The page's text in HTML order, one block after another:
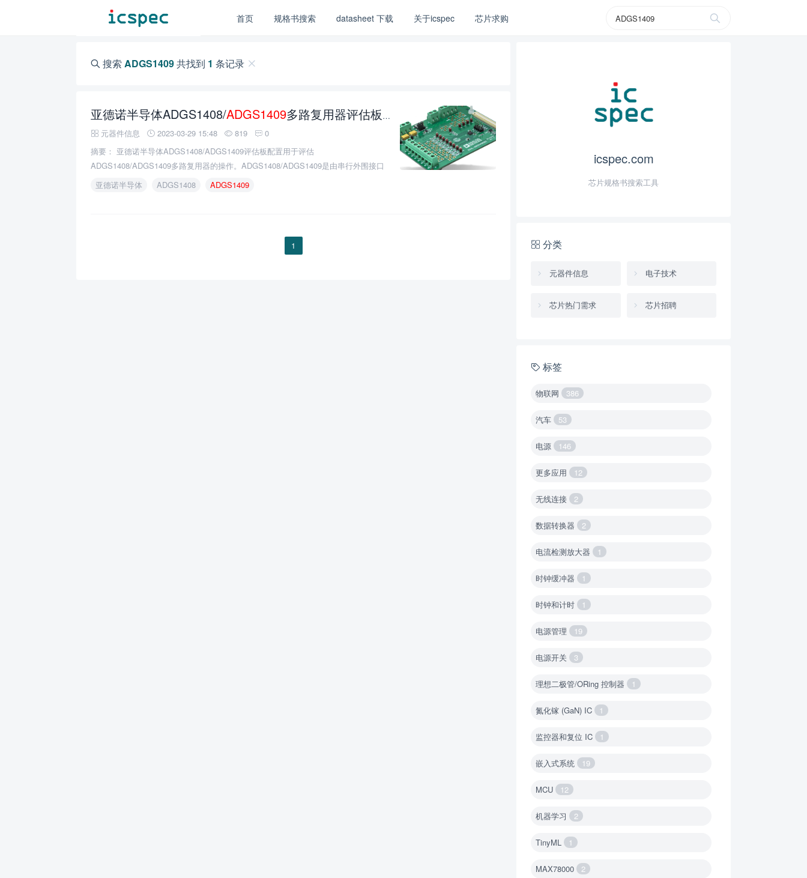
首页 规格书搜索 datasheet 下载 关于icspec 芯片求购
搜索 ADGS1409共找到 1 条记录
亚德诺半导体ADGS1408/ADGS1409多路复用器评估板的介绍、特性、及应用
元器件信息 2023-03-29 15:48 819
0
摘要： 亚德诺半导体ADGS1408/ADGS1409评估板配置用于评估
ADGS1408/ADGS1409多路复用器的操作。ADGS1408/ADGS1409是由串行外围接口
(SPI)控制的低RON, 8:1/dual 4:1多路复用器。
亚德诺半导体 ADGS1408 ADGS1409
1
icspec.com
芯片规格书搜索工具
分类
元器件信息 电子技术
芯片热门需求 芯片招聘
标签
物联网 386
汽车 53
电源 146
更多应用 12
无线连接 2
数据转换器 2
电流检测放大器 1
时钟缓冲器 1
时钟和计时 1
电源管理 19
电源开关 3
理想二极管/ORing 控制器 1
氮化镓 (GaN) IC 1
监控器和复位 IC 1
嵌入式系统 19
MCU 12
机器学习 2
TinyML 1
MAX78000 2